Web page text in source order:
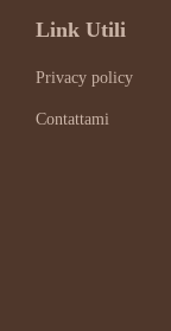
Link Utili
Privacy policy
Contattami